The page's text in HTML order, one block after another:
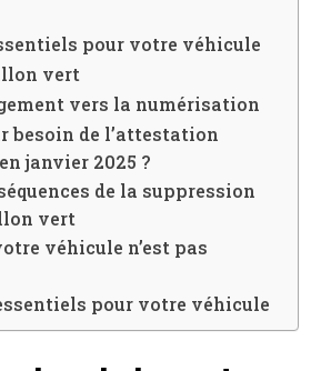
pour votre véhicule
vert
vers la numérisation
besoin de l’attestation
janvier 2025 ?
de la suppression
vert
véhicule n’est pas
pour votre véhicule